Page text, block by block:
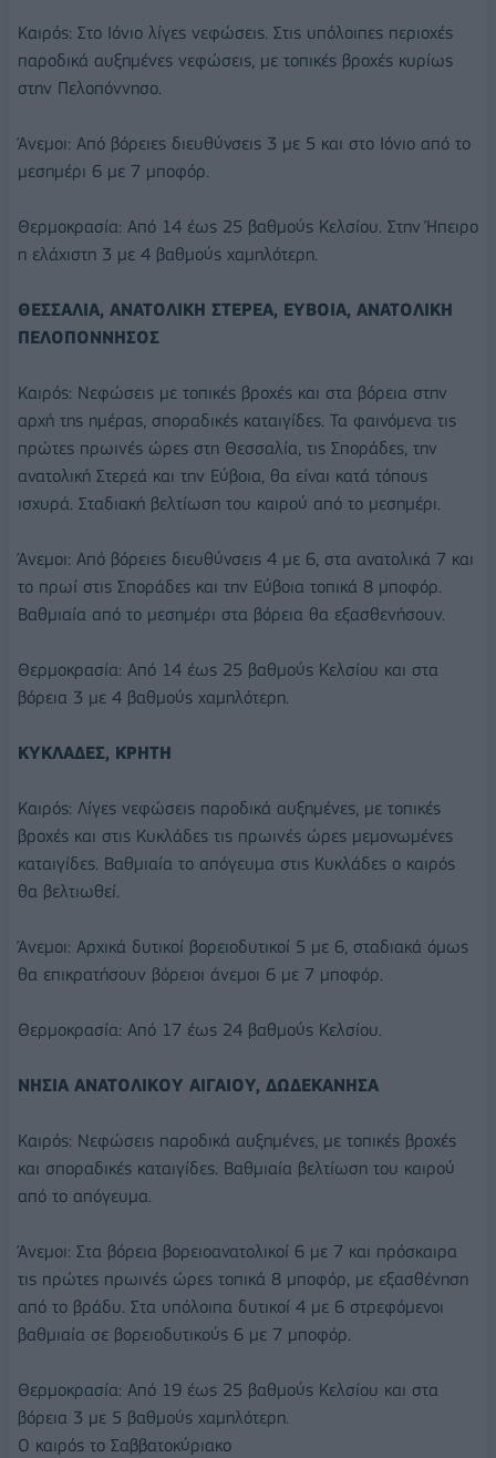
Καιρός: Στο Ιόνιο λίγες νεφώσεις. Στις υπόλοιπες περιοχές
παροδικά αυξημένες νεφώσεις, με τοπικές βροχές κυρίως
στην Πελοπόννησο.
Άνεμοι: Από βόρειες διευθύνσεις 3 με 5 και στο Ιόνιο από το
μεσημέρι 6 με 7 μποφόρ.
Θερμοκρασία: Από 14 έως 25 βαθμούς Κελσίου. Στην Ήπειρο
η ελάχιστη 3 με 4 βαθμούς χαμηλότερη.
ΘΕΣΣΑΛΙΑ, ΑΝΑΤΟΛΙΚΗ ΣΤΕΡΕΑ, ΕΥΒΟΙΑ, ΑΝΑΤΟΛΙΚΗ
ΠΕΛΟΠΟΝΝΗΣΟΣ
Καιρός: Νεφώσεις με τοπικές βροχές και στα βόρεια στην
αρχή της ημέρας, σποραδικές καταιγίδες. Τα φαινόμενα τις
πρώτες πρωινές ώρες στη Θεσσαλία, τις Σποράδες, την
ανατολική Στερεά και την Εύβοια, θα είναι κατά τόπους
ισχυρά. Σταδιακή βελτίωση του καιρού από το μεσημέρι.
Άνεμοι: Από βόρειες διευθύνσεις 4 με 6, στα ανατολικά 7 και
το πρωί στις Σποράδες και την Εύβοια τοπικά 8 μποφόρ.
Βαθμιαία από το μεσημέρι στα βόρεια θα εξασθενήσουν.
Θερμοκρασία: Από 14 έως 25 βαθμούς Κελσίου και στα
βόρεια 3 με 4 βαθμούς χαμηλότερη.
ΚΥΚΛΑΔΕΣ, ΚΡΗΤΗ
Καιρός: Λίγες νεφώσεις παροδικά αυξημένες, με τοπικές
βροχές και στις Κυκλάδες τις πρωινές ώρες μεμονωμένες
καταιγίδες. Βαθμιαία το απόγευμα στις Κυκλάδες ο καιρός
θα βελτιωθεί.
Άνεμοι: Αρχικά δυτικοί βορειοδυτικοί 5 με 6, σταδιακά όμως
θα επικρατήσουν βόρειοι άνεμοι 6 με 7 μποφόρ.
Θερμοκρασία: Από 17 έως 24 βαθμούς Κελσίου.
ΝΗΣΙΑ ΑΝΑΤΟΛΙΚΟΥ ΑΙΓΑΙΟΥ, ΔΩΔΕΚΑΝΗΣΑ
Καιρός: Νεφώσεις παροδικά αυξημένες, με τοπικές βροχές
και σποραδικές καταιγίδες. Βαθμιαία βελτίωση του καιρού
από το απόγευμα.
Άνεμοι: Στα βόρεια βορειοανατολικοί 6 με 7 και πρόσκαιρα
τις πρώτες πρωινές ώρες τοπικά 8 μποφόρ, με εξασθένηση
από το βράδυ. Στα υπόλοιπα δυτικοί 4 με 6 στρεφόμενοι
βαθμιαία σε βορειοδυτικούς 6 με 7 μποφόρ.
Θερμοκρασία: Από 19 έως 25 βαθμούς Κελσίου και στα
βόρεια 3 με 5 βαθμούς χαμηλότερη.
Ο καιρός το Σαββατοκύριακο